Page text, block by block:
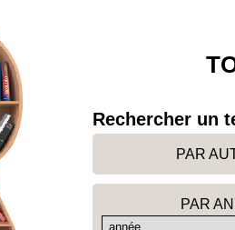
Rechercher un
PAR
PAR